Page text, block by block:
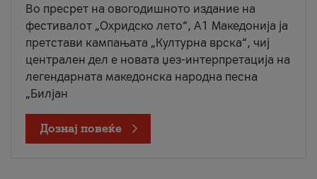
Во пресрет на овогодишното издание на
фестивалот „Охридско лето“, А1 Македонија ја
претстави кампањата „Културна врска“, чиј
централен дел е новата џез-интерпретација на
легендарната македонска народна песна
„Билјан
Дознај повеќе